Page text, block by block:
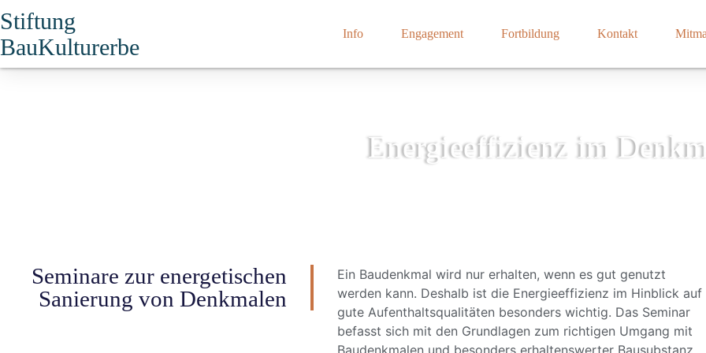
Stiftung
BauKulturerbe
Info Engagement Fortbildung Kontakt
Energieeffizienz im
Seminare zur energetischen
Sanierung von Denkmalen
Ein Baudenkmal wird nur erhalten, wenn es gut genutzt
werden kann. Deshalb ist die Energieeffizienz im Hinblick auf
gute Aufenthaltsqualitäten besonders wichtig. Das Seminar
befasst sich mit den Grundlagen zum richtigen Umgang mit
Baudenkmalen und besonders erhaltenswerter Bausubstanz